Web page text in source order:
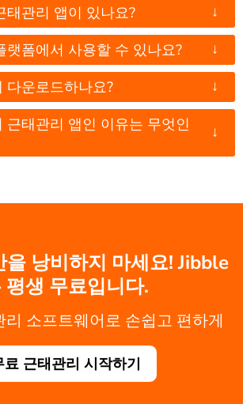
태관리 앱이 있나요? ↓
랫폼에서 사용할 수 있나요? ↓
다운로드하나요? ↓
근태관리 앱인 이유는 무엇인
↓
을 낭비하지 마세요! Jibble
평생 무료입니다.
리 소프트웨어로 손쉽고 편하게
료 근태관리 시작하기